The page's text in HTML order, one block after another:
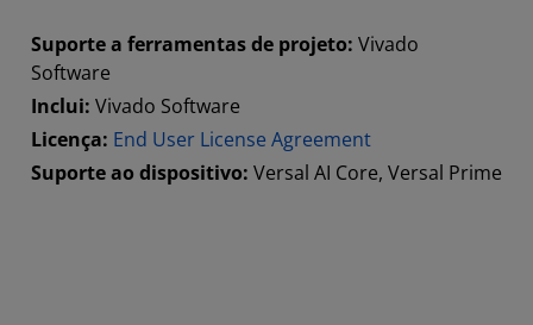
Suporte a ferramentas de projeto: Vivado
Software
Inclui: Vivado Software
Licença: End User License Agreement
Suporte ao dispositivo: Versal AI Core, Versal Prime